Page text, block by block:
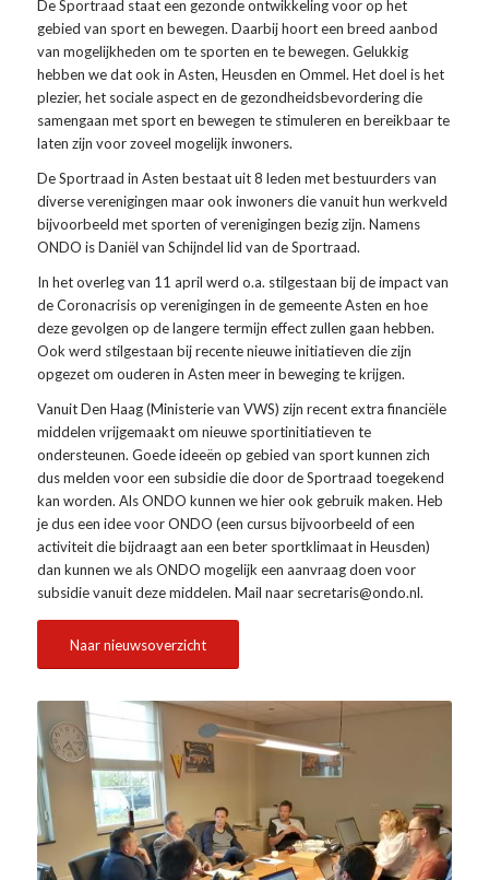
De Sportraad staat een gezonde ontwikkeling voor op het
gebied van sport en bewegen. Daarbij hoort een breed aanbod
van mogelijkheden om te sporten en te bewegen. Gelukkig
hebben we dat ook in Asten, Heusden en Ommel. Het doel is het
plezier, het sociale aspect en de gezondheidsbevordering die
samengaan met sport en bewegen te stimuleren en bereikbaar te
laten zijn voor zoveel mogelijk inwoners.
De Sportraad in Asten bestaat uit 8 leden met bestuurders van
diverse verenigingen maar ook inwoners die vanuit hun werkveld
bijvoorbeeld met sporten of verenigingen bezig zijn. Namens
ONDO is Daniël van Schijndel lid van de Sportraad.
In het overleg van 11 april werd o.a. stilgestaan bij de impact van
de Coronacrisis op verenigingen in de gemeente Asten en hoe
deze gevolgen op de langere termijn effect zullen gaan hebben.
Ook werd stilgestaan bij recente nieuwe initiatieven die zijn
opgezet om ouderen in Asten meer in beweging te krijgen.
Vanuit Den Haag (Ministerie van VWS) zijn recent extra financiële
middelen vrijgemaakt om nieuwe sportinitiatieven te
ondersteunen. Goede ideeën op gebied van sport kunnen zich
dus melden voor een subsidie die door de Sportraad toegekend
kan worden. Als ONDO kunnen we hier ook gebruik maken. Heb
je dus een idee voor ONDO (een cursus bijvoorbeeld of een
activiteit die bijdraagt aan een beter sportklimaat in Heusden)
dan kunnen we als ONDO mogelijk een aanvraag doen voor
subsidie vanuit deze middelen. Mail naar secretaris@ondo.nl.
Naar nieuwsoverzicht